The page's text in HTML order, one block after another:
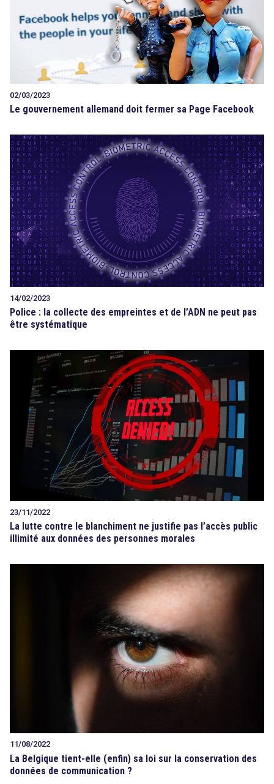
02/03/2023
Le gouvernement allemand doit fermer sa Page Facebook
14/02/2023
Police : la collecte des empreintes et de l’ADN ne peut pas
être systématique
23/11/2022
La lutte contre le blanchiment ne justifie pas l’accès public
illimité aux données des personnes morales
11/08/2022
La Belgique tient-elle (enfin) sa loi sur la conservation des
données de communication ?